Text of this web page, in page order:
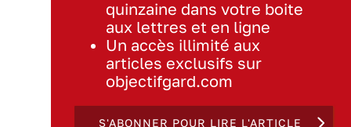
quinzaine dans votre boite
aux lettres et en ligne
Un accès illimité aux
articles exclusifs sur
objectifgard.com
S'ABONNER POUR LIRE L'ARTICLE